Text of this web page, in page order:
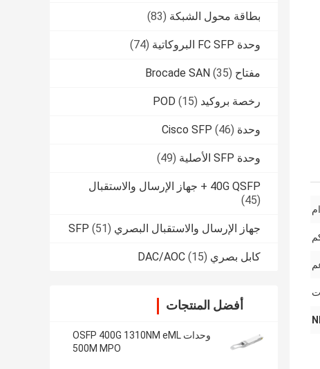
بطاقة محول الشبكة (83)
وحدة FC SFP البروكاتية (74)
مفتاح Brocade SAN (35)
رخصة بروكيد POD (15)
وحدة Cisco SFP (46)
وحدة SFP الأصلية (49)
40G QSFP + جهاز الإرسال والاستقبال
(45)
جهاز الإرسال والاستقبال البصري SFP (51)
كابل بصري DAC/AOC (15)
أفضل المنتجات
وحدات OSFP 400G 1310NM eML
500M MPO